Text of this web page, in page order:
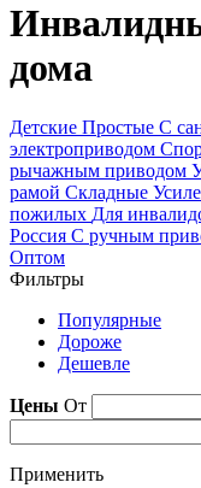
дома
Детские Простые С
электроприводом
рычажным приводом
рамой Складные
пожилых Для
Россия С ручным
Оптом
Фильтры
Популярные
Дороже
Дешевле
Цены От
Применить